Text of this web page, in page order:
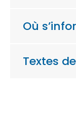
Où
Textes